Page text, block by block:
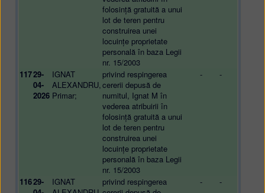
folosință gratuită a unui
lot de teren pentru
construirea unei
locuințe proprietate
personală în baza Legii
nr. 15/2003
11729-
04-
2026
IGNAT
ALEXANDRU,
Primar;
privind respingerea
cererii depusă de
numitul, Ignat M în
vederea atribuirii în
folosință gratuită a unui
lot de teren pentru
construirea unei
locuințe proprietate
personală în baza Legii
nr. 15/2003
- -
11629-
IGNAT
privind respingerea
- -